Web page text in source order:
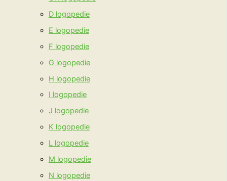
D logopedie
E logopedie
F logopedie
G logopedie
H logopedie
I logopedie
J logopedie
K logopedie
L logopedie
M logopedie
N logopedie